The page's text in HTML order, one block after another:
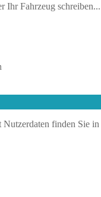
Ihr Fahrzeug schreiben...
finden Sie